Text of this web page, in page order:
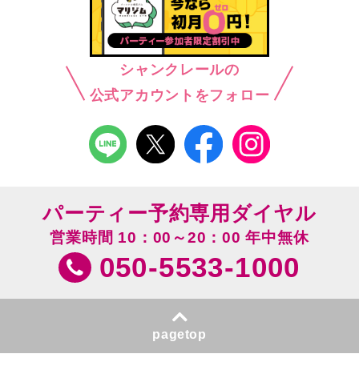
シャンクレールの
公式アカウントをフォロー
パーティー予約専用ダイヤル
営業時間 10：00～20：00 年中無休
050-5533-1000
pagetop